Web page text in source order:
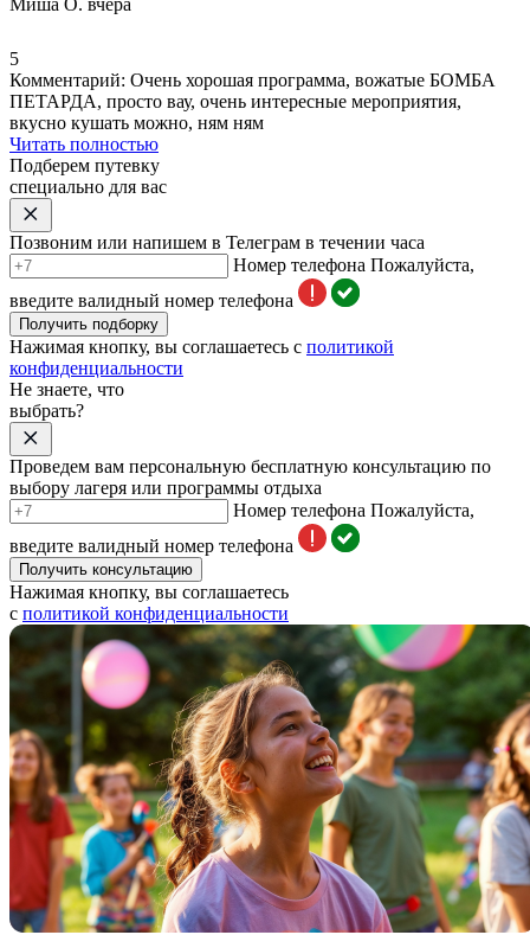
5
Комментарий: Очень хорошая программа, вожатые БОМБА
ПЕТАРДА, просто вау, очень интересные мероприятия,
вкусно кушать можно, ням ням
Читать полностью
Подберем путевку
специально для вас
Позвоним или напишем в Телеграм в течении часа
Номер телефона Пожалуйста,
введите валидный номер телефона
Получить подборку
Нажимая кнопку, вы соглашаетесь с политикой
конфиденциальности
Не знаете, что
выбрать?
Проведем вам персональную бесплатную консультацию по
выбору лагеря или программы отдыха
Номер телефона Пожалуйста,
введите валидный номер телефона
Получить консультацию
Нажимая кнопку, вы соглашаетесь
с политикой конфиденциальности